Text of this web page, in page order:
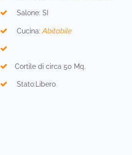
Salone: SI
Cucina:Abitabile
Cortile di circa 50 Mq.
Stato:Libero